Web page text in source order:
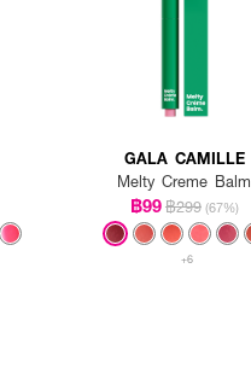
GALA CAMILLE
Melty Creme Balm
฿99฿299 (67%)
+6